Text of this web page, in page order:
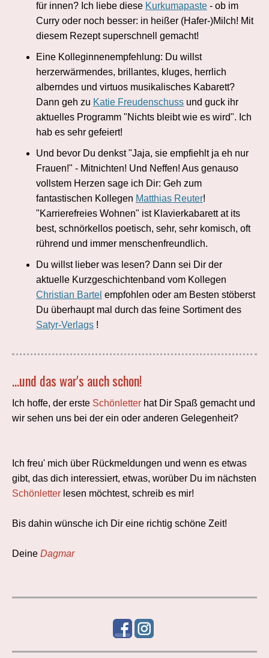
für innen? Ich liebe diese Kurkumapaste - ob im
Curry oder noch besser: in heißer (Hafer-)Milch! Mit
diesem Rezept superschnell gemacht!
Eine Kolleginnenempfehlung: Du willst
herzerwärmendes, brillantes, kluges, herrlich
alberndes und virtuos musikalisches Kabarett?
Dann geh zu Katie Freudenschuss und guck ihr
aktuelles Programm "Nichts bleibt wie es wird". Ich
hab es sehr gefeiert!
Und bevor Du denkst "Jaja, sie empfiehlt ja eh nur
Frauen!" - Mitnichten! Und Neffen! Aus genauso
vollstem Herzen sage ich Dir: Geh zum
fantastischen Kollegen Matthias Reuter!
"Karrierefreies Wohnen" ist Klavierkabarett at its
best, schnörkellos poetisch, sehr, sehr komisch, oft
rührend und immer menschenfreundlich.
Du willst lieber was lesen? Dann sei Dir der
aktuelle Kurzgeschichtenband vom Kollegen
Christian Bartel empfohlen oder am Besten stöberst
Du überhaupt mal durch das feine Sortiment des
Satyr-Verlags !
...und das war's auch schon!
Ich hoffe, der erste Schönletter hat Dir Spaß gemacht und
wir sehen uns bei der ein oder anderen Gelegenheit?
Ich freu' mich über Rückmeldungen und wenn es etwas
gibt, das dich interessiert, etwas, worüber Du im nächsten
Schönletter lesen möchtest, schreib es mir!
Bis dahin wünsche ich Dir eine richtig schöne Zeit!
Deine Dagmar